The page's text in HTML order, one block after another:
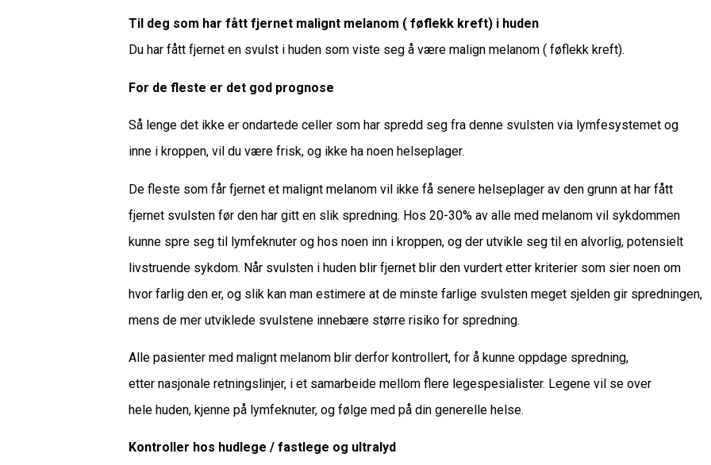
Til deg som har fått fjernet malignt melanom ( føflekk kreft) i huden
Du har fått fjernet en svulst i huden som viste seg å være malign melanom ( føflekk kreft).
For de fleste er det god prognose
Så lenge det ikke er ondartede celler som har spredd seg fra denne svulsten via lymfesystemet og
inne i kroppen, vil du være frisk, og ikke ha noen helseplager.
De fleste som får fjernet et malignt melanom vil ikke få senere helseplager av den grunn at har fått
fjernet svulsten før den har gitt en slik spredning. Hos 20-30% av alle med melanom vil sykdommen
kunne spre seg til lymfeknuter og hos noen inn i kroppen, og der utvikle seg til en alvorlig, potensielt
livstruende sykdom. Når svulsten i huden blir fjernet blir den vurdert etter kriterier som sier noen om
hvor farlig den er, og slik kan man estimere at de minste farlige svulsten meget sjelden gir spredningen,
mens de mer utviklede svulstene innebære større risiko for spredning.
Alle pasienter med malignt melanom blir derfor kontrollert, for å kunne oppdage spredning,
etter nasjonale retningslinjer, i et samarbeide mellom flere legespesialister. Legene vil se over
hele huden, kjenne på lymfeknuter, og følge med på din generelle helse.
Kontroller hos hudlege / fastlege og ultralyd